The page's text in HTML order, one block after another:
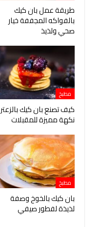
طريقة عمل بان كيك
بالفواكه المجففة خيار
صحي ولذيذ
مطبخ
كيف تصنع بان كيك بالزعتر
نكهة مميزة للمقبلات
مطبخ
بان كيك بالخوخ وصفة
لذيذة لفطور صيفي